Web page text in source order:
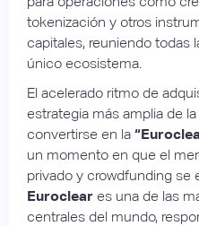
tokenización y otros
capitales, reuniendo todas
único ecosistema.
El acelerado ritmo de
estrategia más amplia de
convertirse en la
un momento en que el
privado y crowdfunding se
Euroclear es una de las
centrales del mundo,